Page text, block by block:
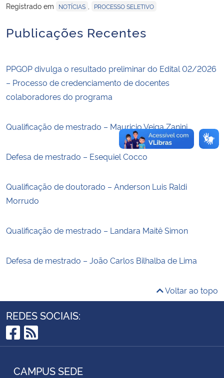
Secretaria-Geral
Secretaria de Governo
Gabinete de Segurança Institucional
Advocacia-Geral da União
Registrado em
NOTÍCIAS PROCESSO SELETIVO
Publicações Recentes
PPGOP divulga o resultado preliminar do Edital 02/2026
– Processo de credenciamento de docentes
colaboradores do programa
Qualificação de mestrado – Mauricio Veiga Zanini
Defesa de mestrado – Esequiel Cocco
Qualificação de doutorado – Anderson Luis Raldi
Morrudo
Qualificação de mestrado – Landara Maitê Simon
Defesa de mestrado – João Carlos Bilhalba de Lima
Voltar ao topo
REDES SOCIAIS:
Facebook
RSS
CAMPUS SEDE